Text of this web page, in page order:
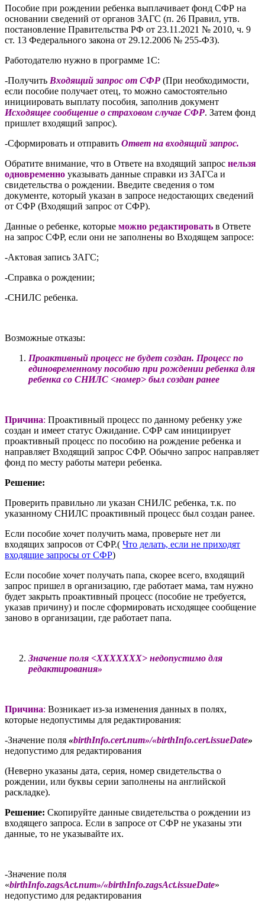
Пособие при рождении ребенка выплачивает фонд СФР на
основании сведений от органов ЗАГС (п. 26 Правил, утв.
постановление Правительства РФ от 23.11.2021 № 2010, ч. 9
ст. 13 Федерального закона от 29.12.2006 № 255-ФЗ).
Работодателю нужно в программе 1С:
-Получить Входящий запрос от СФР (При необходимости,
если пособие получает отец, то можно самостоятельно
инициировать выплату пособия, заполнив документ
Исходящее сообщение о страховом случае СФР. Затем фонд
пришлет входящий запрос).
-Сформировать и отправить Ответ на входящий запрос.
Обратите внимание, что в Ответе на входящий запрос нельзя
одновременно указывать данные справки из ЗАГСа и
свидетельства о рождении. Введите сведения о том
документе, который указан в запросе недостающих сведений
от СФР (Входящий запрос от СФР).
Данные о ребенке, которые можно редактировать в Ответе
на запрос СФР, если они не заполнены во Входящем запросе:
-Актовая запись ЗАГС;
-Справка о рождении;
-СНИЛС ребенка.
Возможные отказы:
Проактивный процесс не будет создан. Процесс по
единовременному пособию при рождении ребенка для
ребенка со СНИЛС <номер> был создан ранее
Причина: Проактивный процесс по данному ребенку уже
создан и имеет статус Ожидание. СФР сам инициирует
проактивный процесс по пособию на рождение ребенка и
направляет Входящий запрос СФР. Обычно запрос направляет
фонд по месту работы матери ребенка.
Решение:
Проверить правильно ли указан СНИЛС ребенка, т.к. по
указанному СНИЛС проактивный процесс был создан ранее.
Если пособие хочет получить мама, проверьте нет ли
входящих запросов от СФР.( Что делать, если не приходят
входящие запросы от СФР)
Если пособие хочет получать папа, скорее всего, входящий
запрос пришел в организацию, где работает мама, там нужно
будет закрыть проактивный процесс (пособие не требуется,
указав причину) и после сформировать исходящее сообщение
заново в организации, где работает папа.
Значение поля <XXXXXXX> недопустимо для
редактирования»
Причина: Возникает из-за изменения данных в полях,
которые недопустимы для редактирования:
-Значение поля «birthInfo.cert.num»/«birthInfo.cert.issueDate»
недопустимо для редактирования
(Неверно указаны дата, серия, номер свидетельства о
рождении, или буквы серии заполнены на английской
раскладке).
Решение: Скопируйте данные свидетельства о рождении из
входящего запроса. Если в запросе от СФР не указаны эти
данные, то не указывайте их.
-Значение поля
«birthInfo.zagsAct.num»/«birthInfo.zagsAct.issueDate»
недопустимо для редактирования